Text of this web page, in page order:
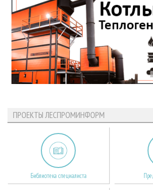
ПРОЕКТЫ ЛЕСПРОМИНФОРМ
Библиотека специалиста